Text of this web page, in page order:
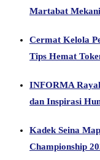
Martabat
Cermat Kelola
Tips Hemat
INFORMA
dan Inspirasi
Kadek Seina
Championship